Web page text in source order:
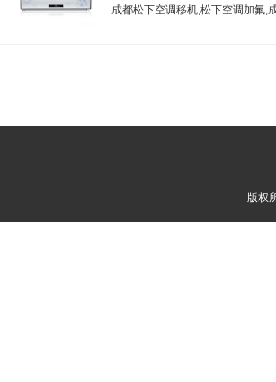
成都松下空调移机,松下空调加氟,
版权